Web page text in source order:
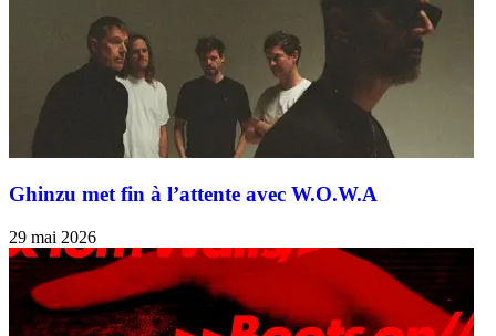
Ghinzu met fin à l’attente avec W.O.W.A
29 mai 2026